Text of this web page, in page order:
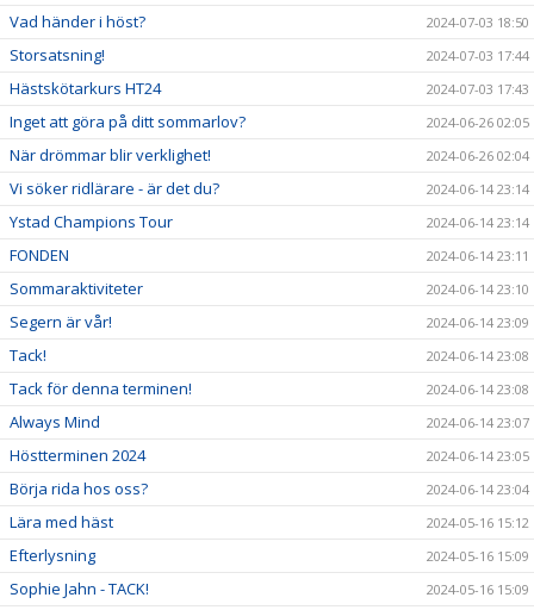
Vad händer i höst? 2024-07-03 18:50
Storsatsning! 2024-07-03 17:44
Hästskötarkurs HT24 2024-07-03 17:43
Inget att göra på ditt sommarlov? 2024-06-26 02:05
När drömmar blir verklighet! 2024-06-26 02:04
Vi söker ridlärare - är det du? 2024-06-14 23:14
Ystad Champions Tour 2024-06-14 23:14
FONDEN 2024-06-14 23:11
Sommaraktiviteter 2024-06-14 23:10
Segern är vår! 2024-06-14 23:09
Tack! 2024-06-14 23:08
Tack för denna terminen! 2024-06-14 23:08
Always Mind 2024-06-14 23:07
Höstterminen 2024 2024-06-14 23:05
Börja rida hos oss? 2024-06-14 23:04
Lära med häst 2024-05-16 15:12
Efterlysning 2024-05-16 15:09
Sophie Jahn - TACK! 2024-05-16 15:09